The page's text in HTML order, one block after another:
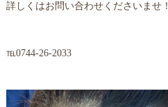
詳しくはお問い合わせくださいませ！
℡0744-26-2033